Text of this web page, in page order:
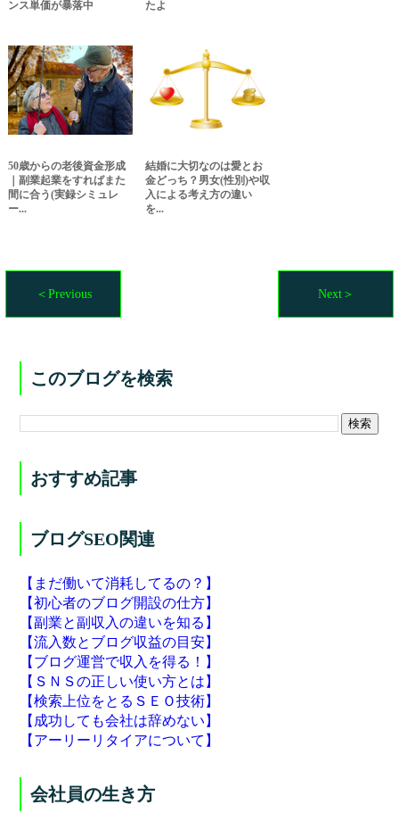
ンス単価が暴落中 たよ
50歳からの老後資金形成
｜副業起業をすればまた
間に合う(実録シミュレ
ー...
結婚に大切なのは愛とお
金どっち？男女(性別)や収
入による考え方の違い
を...
＜Previous Next＞
このブログを検索
おすすめ記事
ブログSEO関連
【まだ働いて消耗してるの？】
【初心者のブログ開設の仕方】
【副業と副収入の違いを知る】
【流入数とブログ収益の目安】
【ブログ運営で収入を得る！】
【ＳＮＳの正しい使い方とは】
【検索上位をとるＳＥＯ技術】
【成功しても会社は辞めない】
【アーリーリタイアについて】
会社員の生き方